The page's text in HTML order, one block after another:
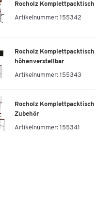
Rocholz
Artikelnummer: 155342
Rocholz
höhenverstellbar
Artikelnummer: 155343
Rocholz
Zubehör
Artikelnummer: 155341